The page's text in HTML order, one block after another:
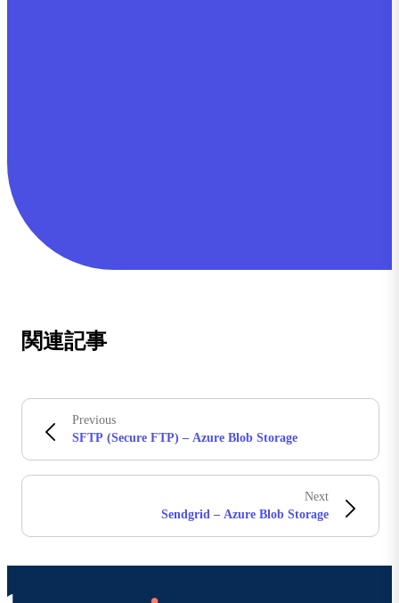
関連記事
Previous
SFTP (Secure FTP) – Azure Blob Storage
Next
Sendgrid – Azure Blob Storage